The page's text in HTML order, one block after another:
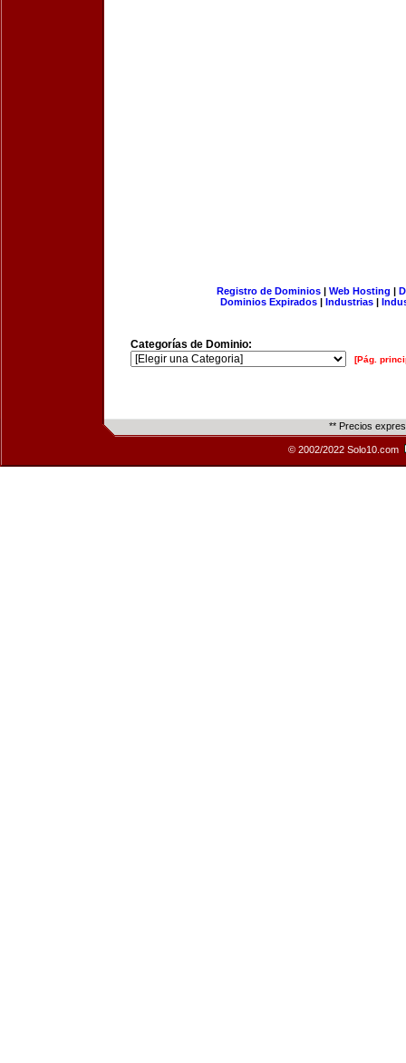
Registro de Dominios| Web Hosting |
Dominios Expirados | Industrias |
Categorías de Dominio:
[Pág.
** Precios
© 2002/2022 Solo10.com